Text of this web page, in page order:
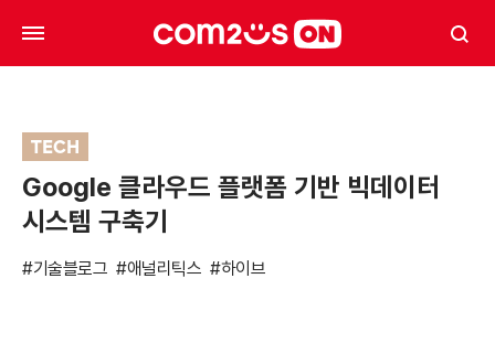
TECH
Google 클라우드 플랫폼 기반 빅데이터
시스템 구축기
#기술블로그 #애널리틱스 #하이브